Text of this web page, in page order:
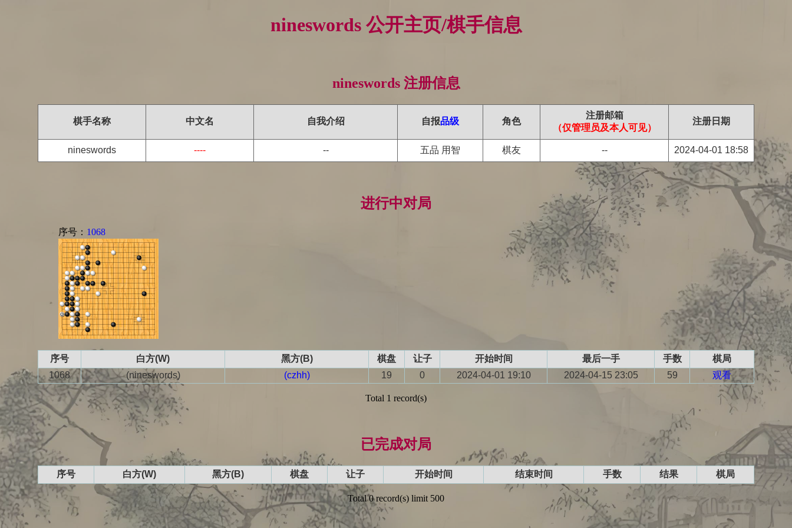
nineswords 公开主页/棋手信息
nineswords 注册信息
棋手名称 中文名 自我介绍 自报品级 角色
注册邮箱
（仅管理员及本人可见）
注册日期
nineswords ---- -- 五品 用智 棋友 -- 2024-04-01 18:58
进行中对局
序号： 1068
序号 白方(W) 黑方(B) 棋盘 让子 开始时间 最后一手 手数
棋局
1068
(nineswords) (czhh) 19 0 2024-04-01 19:10 2024-04-15 23:05 59 观看
Total 1 record(s)
已完成对局
序号 白方(W) 黑方(B) 棋盘 让子 开始时间 结束时间 手数 结果 棋局
Total 0 record(s) limit 500